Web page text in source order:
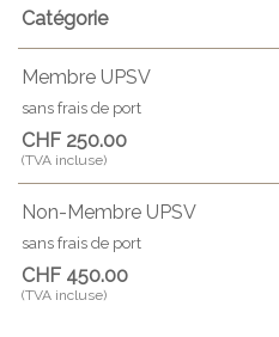
Catégorie
Membre UPSV
sans frais de port
CHF 250.00
(TVA incluse)
Non-Membre UPSV
sans frais de port
CHF 450.00
(TVA incluse)